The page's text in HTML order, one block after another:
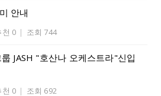
안내
천 0 | 조회 744
JASH "호산나 오케스트라"신입
천 0 | 조회 692